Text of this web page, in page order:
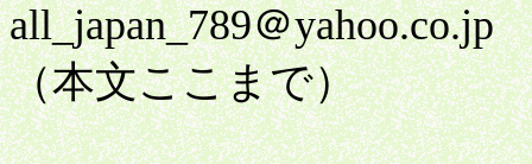
all_japan_789＠yahoo.co.jp
（本文ここまで）